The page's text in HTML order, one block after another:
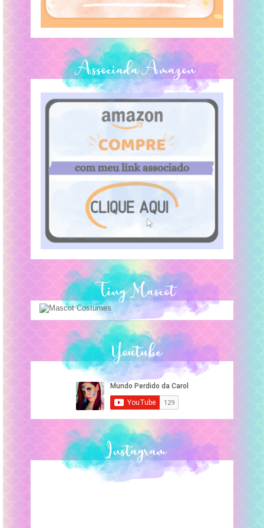
Associada Amazon
Ting Mascot
Youtube
Instagram